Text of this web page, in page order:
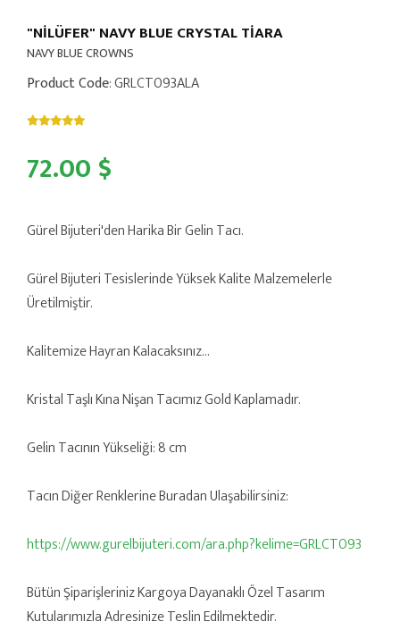
"NİLÜFER" NAVY BLUE CRYSTAL TIARA
NAVY BLUE CROWNS
Product Code: GRLCT093ALA
72.00 $
Gürel Bijuteri'den Harika Bir Gelin Tacı.
Gürel Bijuteri Tesislerinde Yüksek Kalite Malzemelerle
Üretilmiştir.
Kalitemize Hayran Kalacaksınız...
Kristal Taşlı Kına Nişan Tacımız Gold Kaplamadır.
Gelin Tacının Yükseliği: 8 cm
Tacın Diğer Renklerine Buradan Ulaşabilirsiniz:
https://www.gurelbijuteri.com/ara.php?kelime=GRLCT093
Bütün Şiparişleriniz Kargoya Dayanaklı Özel Tasarım
Kutularımızla Adresinize Teslin Edilmektedir.